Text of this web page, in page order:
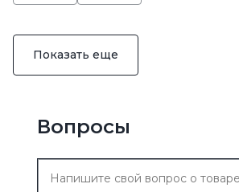
Показать еще
Вопросы